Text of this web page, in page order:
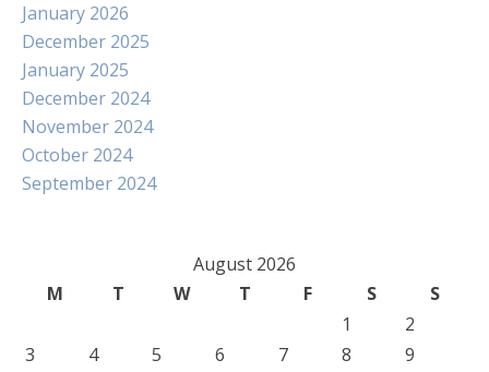
January 2026
December 2025
January 2025
December 2024
November 2024
October 2024
September 2024
August 2026
M
T W T F S
S
1
2
3
4 5 6 7 8
9